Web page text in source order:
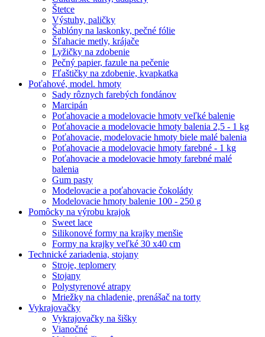
Štetce
Výstuhy, paličky
Šablóny na laskonky, pečné fólie
Šľahacie metly, krájače
Lyžičky na zdobenie
Pečný papier, fazule na pečenie
Fľaštičky na zdobenie, kvapkatka
Poťahové, model. hmoty
Sady rôznych farebých fondánov
Marcipán
Poťahovacie a modelovacie hmoty veľké balenie
Poťahovacie a modelovacie hmoty balenia 2,5 - 1 kg
Poťahovacie, modelovacie hmoty biele malé balenia
Poťahovacie a modelovacie hmoty farebné - 1 kg
Poťahovacie a modelovacie hmoty farebné malé
balenia
Gum pasty
Modelovacie a poťahovacie čokolády
Modelovacie hmoty balenie 100 - 250 g
Pomôcky na výrobu krajok
Sweet lace
Silikonové formy na krajky menšie
Formy na krajky veľké 30 x40 cm
Technické zariadenia, stojany
Stroje, teplomery
Stojany
Polystyrenové atrapy
Mriežky na chladenie, prenášač na torty
Vykrajovačky
Vykrajovačky na šišky
Vianočné